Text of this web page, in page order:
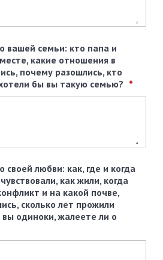
вашей семьи: кто папа и
какие отношения в
почему разошлись, кто
бы вы такую семью?
своей любви: как, где и когда
как жили, когда
и на какой почве,
сколько лет прожили
вы одиноки, жалеете ли о